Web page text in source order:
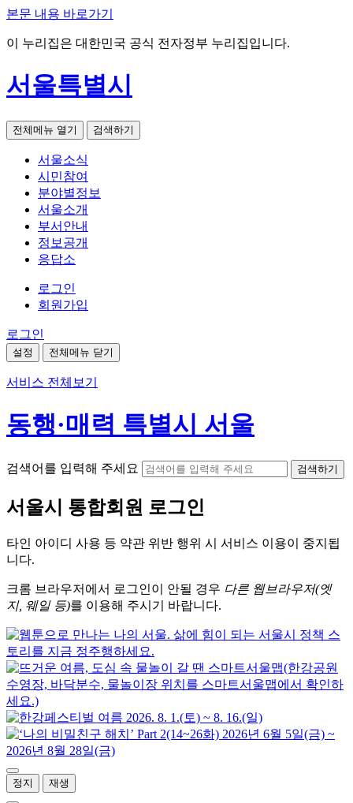
본문 내용 바로가기
이 누리집은 대한민국 공식 전자정부 누리집입니다.
서울특별시
전체메뉴 열기 검색하기
서울소식
시민참여
분야별정보
서울소개
부서안내
정보공개
응답소
로그인
회원가입
로그인
설정 전체메뉴 닫기
서비스 전체보기
동행·매력 특별시 서울
검색어를 입력해 주세요 검색하기
서울시 통합회원 로그인
타인 아이디 사용 등 약관 위반 행위 시 서비스 이용이 중지됩
니다.
크롬 브라우저에서 로그인이 안될 경우 다른 웹브라우저(엣
지, 웨일 등)를 이용해 주시기 바랍니다.
정지 재생